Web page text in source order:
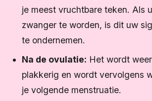
je meest vruchtbare teken. Als
zwanger te worden, is dit uw
te ondernemen.
Na de ovulatie: Het wordt
plakkerig en wordt vervolgens
je volgende menstruatie.